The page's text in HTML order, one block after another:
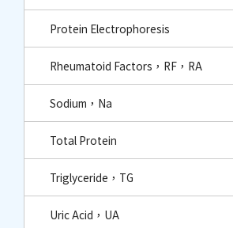
Protein Electrophoresis
Rheumatoid Factors，RF，RA
Sodium，Na
Total Protein
Triglyceride，TG
Uric Acid，UA